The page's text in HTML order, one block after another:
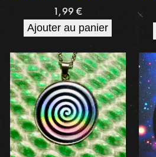
1,99€
Ajouter au panier